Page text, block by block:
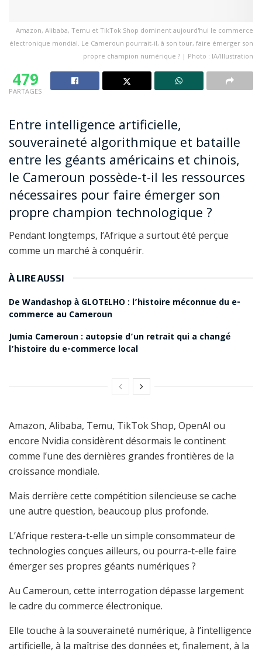
Amazon, Alibaba, Temu et TikTok Shop dominent aujourd'hui le commerce
électronique mondial. Le Cameroun pourrait-il, à son tour, faire émerger son
propre champion numérique ? | Photo : IA/Illustration
479
PARTAGES
Entre intelligence artificielle,
souveraineté algorithmique et bataille
entre les géants américains et chinois,
le Cameroun possède-t-il les ressources
nécessaires pour faire émerger son
propre champion technologique ?
Pendant longtemps, l’Afrique a surtout été perçue
comme un marché à conquérir.
À LIRE AUSSI
De Wandashop à GLOTELHO : l’histoire méconnue du e-
commerce au Cameroun
Jumia Cameroun : autopsie d’un retrait qui a changé
l’histoire du e-commerce local
Amazon, Alibaba, Temu, TikTok Shop, OpenAI ou
encore Nvidia considèrent désormais le continent
comme l’une des dernières grandes frontières de la
croissance mondiale.
Mais derrière cette compétition silencieuse se cache
une autre question, beaucoup plus profonde.
L’Afrique restera-t-elle un simple consommateur de
technologies conçues ailleurs, ou pourra-t-elle faire
émerger ses propres géants numériques ?
Au Cameroun, cette interrogation dépasse largement
le cadre du commerce électronique.
Elle touche à la souveraineté numérique, à l’intelligence
artificielle, à la maîtrise des données et, finalement, à la